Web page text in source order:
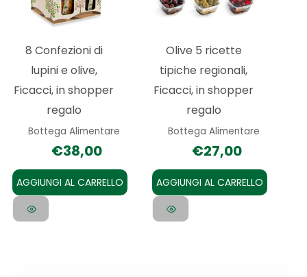
8 Confezioni di
lupini e olive,
Ficacci, in shopper
regalo
Bottega Alimentare
€38,00
AGGIUNGI AL CARRELLO
Olive 5 ricette
tipiche regionali,
Ficacci, in shopper
regalo
Bottega Alimentare
€27,00
AGGIUNGI AL CARRELLO